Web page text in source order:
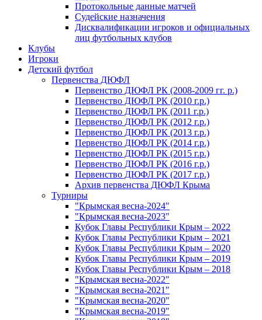
Протокольные данные матчей
Судейские назначения
Дисквалификации игроков и официальных
лиц футбольных клубов
Клубы
Игроки
Детский футбол
Первенства ДЮФЛ
Первенство ДЮФЛ РК (2008-2009 гг. р.)
Первенство ДЮФЛ РК (2010 г.р.)
Первенство ДЮФЛ РК (2011 г.р.)
Первенство ДЮФЛ РК (2012 г.р.)
Первенство ДЮФЛ РК (2013 г.р.)
Первенство ДЮФЛ РК (2014 г.р.)
Первенство ДЮФЛ РК (2015 г.р.)
Первенство ДЮФЛ РК (2016 г.р.)
Первенство ДЮФЛ РК (2017 г.р.)
Архив первенства ДЮФЛ Крыма
Турниры
"Крымская весна-2024"
"Крымская весна-2023"
Кубок Главы Республики Крым – 2022
Кубок Главы Республики Крым – 2021
Кубок Главы Республики Крым – 2020
Кубок Главы Республики Крым – 2019
Кубок Главы Республики Крым – 2018
"Крымская весна-2022"
"Крымская весна-2021"
"Крымская весна-2020"
"Крымская весна-2019"